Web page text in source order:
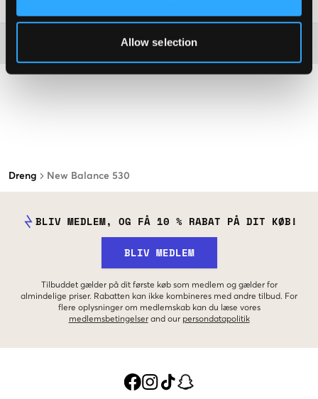
Allow selection
Dreng New Balance 530
BLIV MEDLEM, OG FÅ 10 % RABAT PÅ DIT KØB!
BLIV MEDLEM
Tilbuddet gælder på dit første køb som medlem og gælder for
almindelige priser. Rabatten kan ikke kombineres med andre tilbud. For
flere oplysninger om medlemskab kan du læse vores
medlemsbetingelser and our persondatapolitik